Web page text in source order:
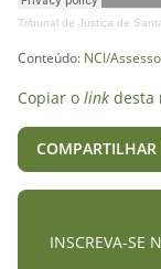
Tribunal de Justiça de
Conteúdo: NCI/
Copiar o link desta
COMPARTILHAR
INSCREVA-SE